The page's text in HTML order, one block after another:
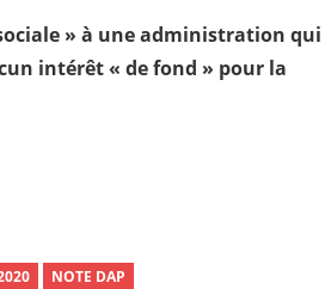
sociale » à une administration qui
intérêt « de fond » pour la
NOTE DAP